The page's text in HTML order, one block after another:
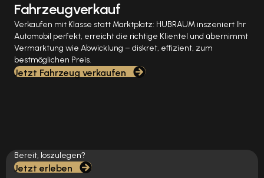
Fahrzeugverkauf
Verkaufen mit Klasse statt Marktplatz: HUBRAUM inszeniert Ihr
Automobil perfekt, erreicht die richtige Klientel und übernimmt
Vermarktung wie Abwicklung – diskret, effizient, zum
bestmöglichen Preis.
Jetzt Fahrzeug verkaufen
Bereit, loszulegen?
Jetzt erleben